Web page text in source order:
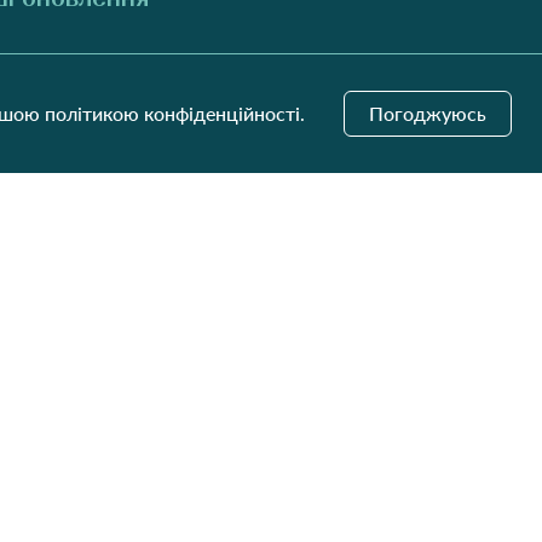
політикою конфіденційності. Погоджуюсь